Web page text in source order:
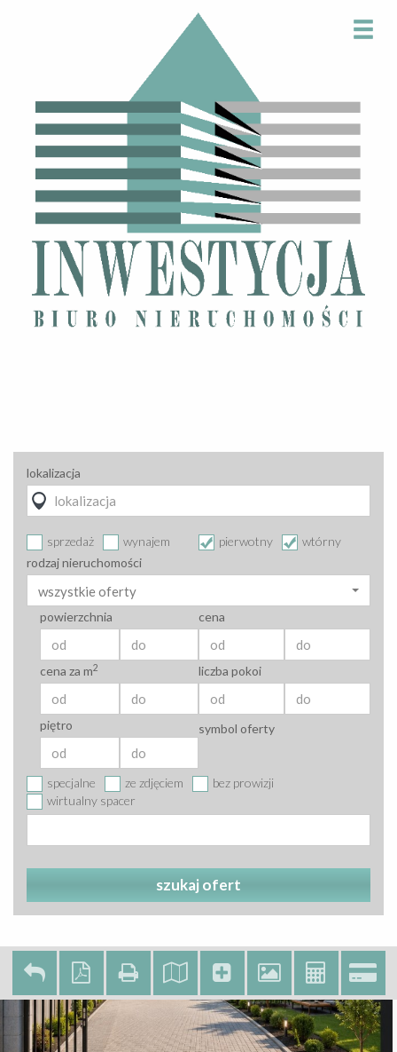
lokalizacja
sprzedaż wynajem pierwotny
wtórny
rodzaj nieruchomości
wszystkie oferty
powierzchnia cena
cena za m2 liczba pokoi
piętro
specjalne ze zdjęciem
bez prowizji
wirtualny spacer
symbol oferty
szukaj ofert